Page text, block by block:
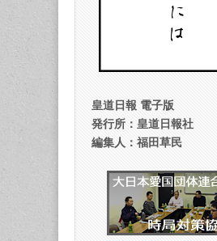
皇道日報 電子版
発行所：皇道日報社
編集人：福田草民